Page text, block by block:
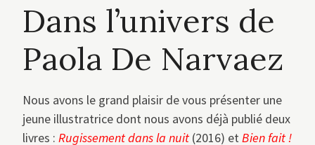
Dans l’univers de
Paola De Narvaez
Nous avons le grand plaisir de vous présenter une
jeune illustratrice dont nous avons déjà publié deux
livres : Rugissement dans la nuit (2016) etBien fait !